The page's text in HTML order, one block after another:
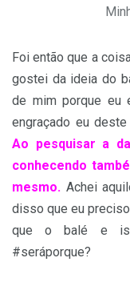
Foi então que a
gostei da ideia do
de mim porque eu
engraçado eu
Ao pesquisar a
conhecendo
mesmo. Achei
disso que eu
que o balé e
#seráporque?